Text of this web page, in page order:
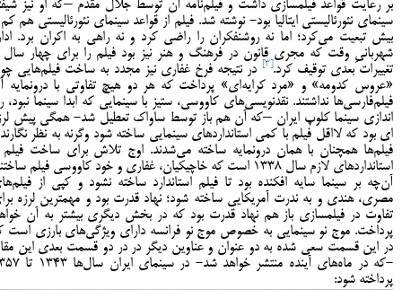
بر رعایت قواعد فیلمسازی داشت و فیلم‌نامه آن توسط جلال مقدم –که او نیز
سینمای نئورئالیستی ایتالیا بود- نوشته شد. فیلم از قواعد سینمای نئورئالیستی هم
بیش تبعیت می‌کرد؛ اما نه روشنفکران را راضی کرد و نه راهی به اکران برد.
شهربانیِ وقت که مجری قانون در فرهنگ و هنر نیز بود فیلم را برای چهار سال
تغییرات بعدی توقیف کرد.[3]
در نتیجه فرخ غفاری نیز مجدد به ساخت فیلم‌هایی
«عروس کدومه» و «مرد کرایه­‌ای» پرداخت که هر دو هیچ تفاوتی با درونمایه
فیلم‌­فارسی‌­ها نداشتند. نقدنویسی‌های کاووسی، ستیز با سینمایی که ابدا سینما نبود،
اندازی سینما کلوپ ایران –که آن هم باز توسط ساواک تعطیل شد- همگی پیش
ای بود که لااقل فیلم با کمی استانداردهای سینمایی ساخته شود وگرنه به نظر
فیلم‌­ها همچنان با همان درونمایه ساخته می­‌شدند. اوج تلاش برای ساخت فیلم
استانداردهای لازم سال 1338 است که خاچیکیان، غفاری و خود کاووسی فیلم
آن­‌چه بر سینما سایه افکنده بود تا فیلم استاندارد ساخته نشود و کپی از
مصری، هندی و به ندرت آمریکایی ساخته شود؛ نهاد قدرت بود و مهم­ترین لرزه
تفاوت در فیلمسازی باز هم نهاد قدرت بود که در بخش دیگری بیشتر به آن
پرداخت. موج نو سینمایی به خصوص موج نو فرانسه دارای ویژگی‌های بارزی است
در این قسمت سعی شده به دو عنوان و عناوین دیگر در در دو قسمت بعدی این
-که در ماه‌های آینده منتشر خواهد شد- در
پرداخته شود: